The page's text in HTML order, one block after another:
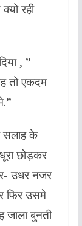
रही
, ”
तो एकदम
सलाह के
छोड़कर
उधर नजर
फिर उसमे
बुनती